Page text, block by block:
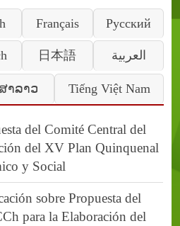
Français Pусский
日本語 العربية
າລາວ Tiếng Việt Nam
del Comité Central del
del XV Plan Quinquenal
y Social
sobre Propuesta del
para la Elaboración del